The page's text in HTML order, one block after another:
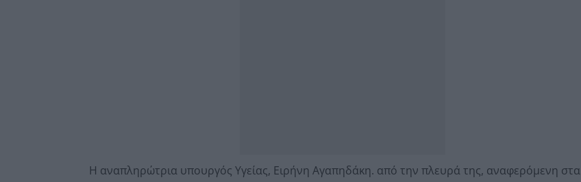
Η αναπληρώτρια υπουργός Υγείας, Ειρήνη Αγαπηδάκη. από την πλευρά της, αναφερόμενη στα